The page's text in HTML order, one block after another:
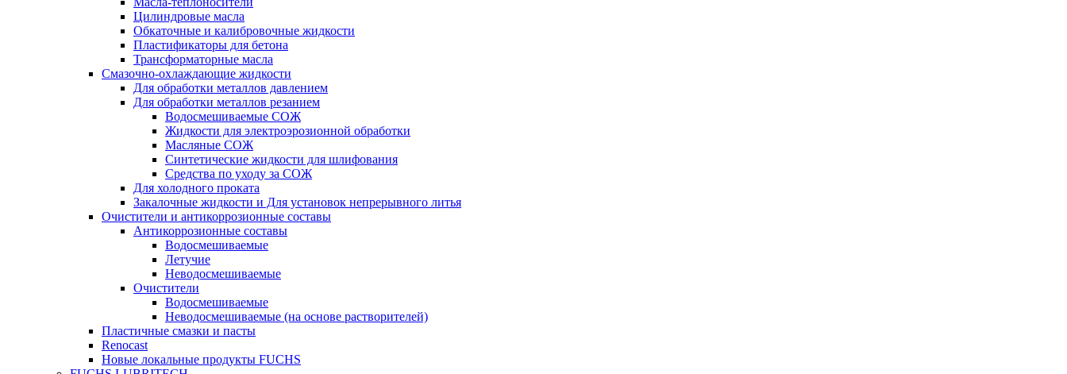
Цилиндровые масла
Обкаточные и калибровочные жидкости
Пластификаторы для бетона
Трансформаторные масла
Смазочно-охлаждающие жидкости
Для обработки металлов давлением
Для обработки металлов резанием
Водосмешиваемые СОЖ
Жидкости для электроэрозионной обработки
Масляные СОЖ
Синтетические жидкости для шлифования
Средства по уходу за СОЖ
Для холодного проката
Закалочные жидкости и Для установок непрерывного литья
Очистители и антикоррозионные составы
Антикоррозионные составы
Водосмешиваемые
Летучие
Неводосмешиваемые
Очистители
Водосмешиваемые
Неводосмешиваемые (на основе растворителей)
Пластичные смазки и пасты
Renocast
Новые локальные продукты FUCHS